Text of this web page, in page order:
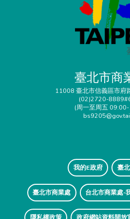
臺北市商
11008 臺北市信義區市府
(02)2720-
(周一至周五
我的E政府 臺
臺北市商業處 台北市商業處-